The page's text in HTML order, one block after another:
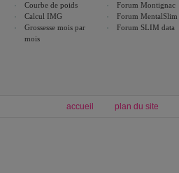
Courbe de poids
Calcul IMG
Grossesse mois par
mois
Forum Montignac
Forum MentalSlim
Forum SLIM data
accueil plan du site